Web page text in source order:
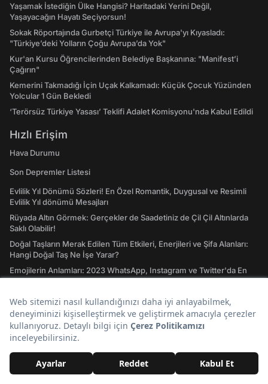
Yaşamak İstediğin Ülke Hangisi? Haritadaki Yerini Değil,
Yaşayacağın Hayatı Seçiyorsun!
Sokak Röportajında Gurbetçi Türkiye ile Avrupa'yı Kıyasladı:
"Türkiye’deki Yolların Çoğu Avrupa’da Yok"
Kur'an Kursu Öğrencilerinden Belediye Başkanına: "Manifest’i
Çağırın"
Kemerini Takmadığı İçin Uçak Kalkamadı: Küçük Çocuk Yüzünden
Yolcular 1 Gün Bekledi
‘Terörsüz Türkiye Yasası’ Teklifi Adalet Komisyonu'nda Kabul Edildi
Hızlı Erişim
Hava Durumu
Son Depremler Listesi
Evlilik Yıl Dönümü Sözleri! En Özel Romantik, Duygusal ve Resimli
Evlilik Yıl dönümü Mesajları
Rüyada Altın Görmek: Gerçekler de Saadetiniz de Çil Çil Altınlarda
Saklı Olabilir!
Doğal Taşların Merak Edilen Tüm Etkileri, Enerjileri ve Şifa Alanları:
Hangi Doğal Taş Ne İşe Yarar?
Emojilerin Anlamları: 2023 WhatsApp, Instagram ve Twitter'da En
Çok Kullanılan Emojiler ve Anlamları
Atasözleri ve Anlamları: A'dan Z'ye Gündelik Hayatta En Sık
Kullanılan Atasözleri ve Anlamları
Tavla Diziliş Şekli Nasıldır? Erkek Tavlası ve Kız Tavlası Diziliş Şekilleri
ve Oynama Yönleri
İle Tılsımlı Bir Dünyaya Giriş
Burç Uyumu Hesaplama Nedir? Burç Uyumu, Aşk Uyumu Nasıl